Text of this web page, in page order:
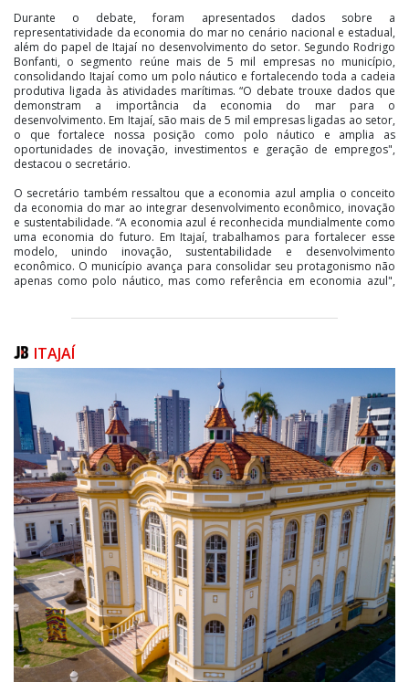
Durante o debate, foram apresentados dados sobre a
representatividade da economia do mar no cenário nacional e estadual,
além do papel de Itajaí no desenvolvimento do setor. Segundo Rodrigo
Bonfanti, o segmento reúne mais de 5 mil empresas no município,
consolidando Itajaí como um polo náutico e fortalecendo toda a cadeia
produtiva ligada às atividades marítimas. “O debate trouxe dados que
demonstram a importância da economia do mar para o
desenvolvimento. Em Itajaí, são mais de 5 mil empresas ligadas ao setor,
o que fortalece nossa posição como polo náutico e amplia as
oportunidades de inovação, investimentos e geração de empregos",
destacou o secretário.
O secretário também ressaltou que a economia azul amplia o conceito
da economia do mar ao integrar desenvolvimento econômico, inovação
e sustentabilidade. “A economia azul é reconhecida mundialmente como
uma economia do futuro. Em Itajaí, trabalhamos para fortalecer esse
modelo, unindo inovação, sustentabilidade e desenvolvimento
econômico. O município avança para consolidar seu protagonismo não
apenas como polo náutico, mas como referência em economia azul",
fortalecimento da economia do mar, à atração de investimentos e à
valorização dos setores ligados à atividade náutica.
ITAJAÍ